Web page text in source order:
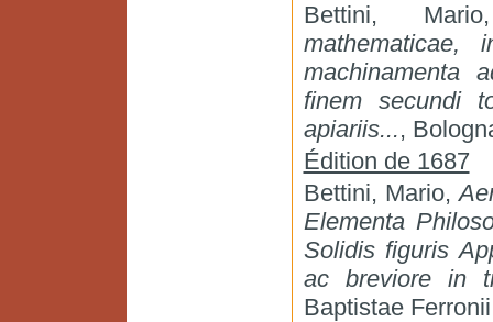
Bettini,
machinamenta
finem secundi
apiariis...,
Édition de 1687
Bettini, Mario,
Elementa
Solidis figuris
ac breviore in
Baptistae